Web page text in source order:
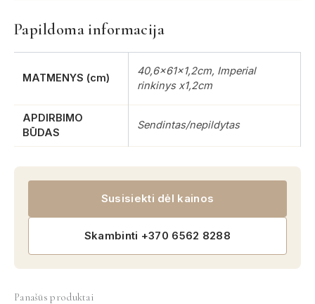
Papildoma informacija
MATMENYS (cm)
40,6x61x1,2cm, Imperial
rinkinys x1,2cm
APDIRBIMO
BŪDAS
Sendintas/nepildytas
Susisiekti dėl kainos
Skambinti +370 6562 8288
Panašūs produktai